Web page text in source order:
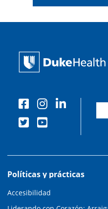
Políticas y prácticas
Accesibilidad